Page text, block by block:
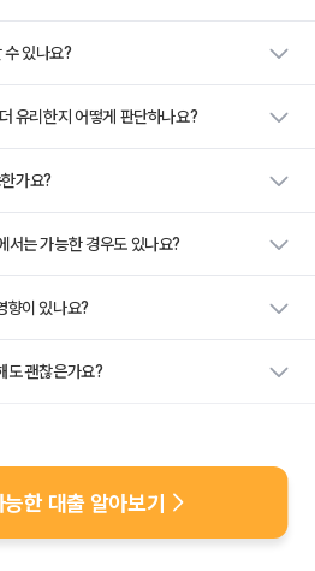
수 있나요?
유리한지 어떻게 판단하나요?
가요?
서는 가능한 경우도 있나요?
향이 있나요?
도 괜찮은가요?
한 대출 알아보기